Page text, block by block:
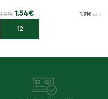
1.81€ 1.54€ 1.91 € με ΦΠΑ
Προσθήκη στο καλάθι